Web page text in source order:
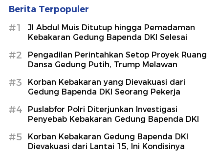
Berita Terpopuler
#1
Jl Abdul Muis Ditutup hingga Pemadaman
Kebakaran Gedung Bapenda DKI Selesai
#2
Pengadilan Perintahkan Setop Proyek Ruang
Dansa Gedung Putih, Trump Melawan
#3
Korban Kebakaran yang Dievakuasi dari
Gedung Bapenda DKI Seorang Pekerja
#4
Puslabfor Polri Diterjunkan Investigasi
Penyebab Kebakaran Gedung Bapenda DKI
#5
Korban Kebakaran Gedung Bapenda DKI
Dievakuasi dari Lantai 15, Ini Kondisinya